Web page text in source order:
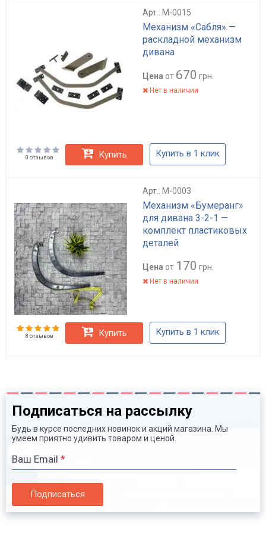
Арт.: M-0015
Механизм «Сабля» —
раскладной механизм
дивана
Цена от 670 грн.
Нет в наличии
0 отзывов Купить Купить в 1 клик
Арт.: M-0003
Механизм «Бумеранг»
для дивана 3-2-1 —
комплект пластиковых
деталей
Цена от 170 грн.
Нет в наличии
8 отзывов Купить Купить в 1 клик
Подписаться на рассылку
Будь в курсе последних новинок и акций магазина. Мы
умеем приятно удивить товаром и ценой.
Ваш Email *
Подписаться